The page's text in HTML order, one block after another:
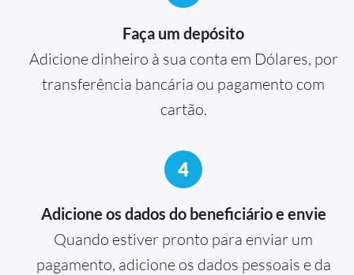
Faça um depósito
Adicione dinheiro à sua conta em Dólares, por
transferência bancária ou pagamento com
cartão.
4
Adicione os dados do beneficiário e envie
Quando estiver pronto para enviar um
pagamento, adicione os dados pessoais e da